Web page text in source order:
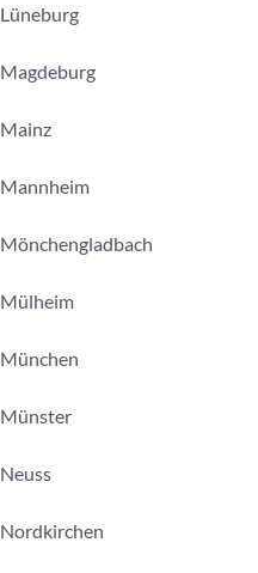
Lüneburg
Magdeburg
Mainz
Mannheim
Mönchengladbach
Mülheim
München
Münster
Neuss
Nordkirchen